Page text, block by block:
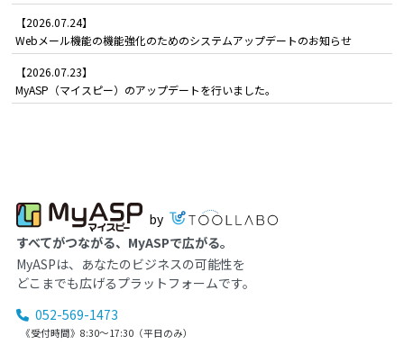
【2026.07.24】
Webメール機能の機能強化のためのシステムアップデートのお知らせ
【2026.07.23】
MyASP（マイスピー）のアップデートを行いました。
by
すべてがつながる、MyASPで広がる。
MyASPは、あなたのビジネスの可能性を
どこまでも広げるプラットフォームです。
052-569-1473
《受付時間》8:30～17:30（平日のみ）